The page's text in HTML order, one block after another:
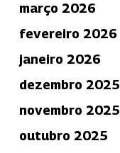
março 2026
fevereiro 2026
janeiro 2026
dezembro 2025
novembro 2025
outubro 2025